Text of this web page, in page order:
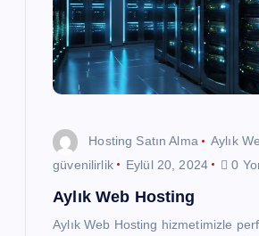
Hosting Satın Alma
Aylık
güvenilirlik
Eylül 20, 2024 0
Aylık Web Hosting
Aylık Web Hosting hizmetimizle